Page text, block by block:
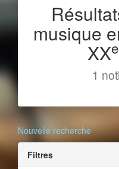
musique
XXe
1
Nouvelle recherche
Filtres